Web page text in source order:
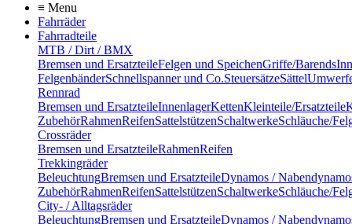
≡ Menu
Fahrräder
Fahrradteile
MTB / Dirt / BMX
Bremsen und ErsatzteileFelgen und SpeichenGriffe/Barends
FelgenbänderSchnellspanner und Co.SteuersätzeSättel
Rennrad
Bremsen und ErsatzteileInnenlagerKettenKleinteile/Ersatzteile
ZubehörRahmenReifenSattelstützenSchaltwerkeSchläuche/
Crossräder
Bremsen und ErsatzteileRahmenReifen
Trekkingräder
BeleuchtungBremsen und ErsatzteileDynamos /
ZubehörRahmenReifenSattelstützenSchaltwerkeSchläuche/
City- / Alltagsräder
BeleuchtungBremsen und ErsatzteileDynamos /